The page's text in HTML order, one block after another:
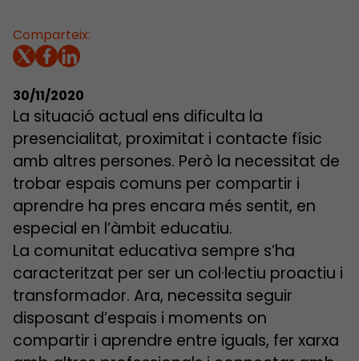
Comparteix:
30/11/2020
La situació actual ens dificulta la
presencialitat, proximitat i contacte físic
amb altres persones. Però la necessitat de
trobar espais comuns per compartir i
aprendre ha pres encara més sentit, en
especial en l’àmbit educatiu.
La comunitat educativa sempre s’ha
caracteritzat per ser un col·lectiu proactiu i
transformador. Ara, necessita seguir
disposant d’espais i moments on
compartir i aprendre entre iguals, fer xarxa